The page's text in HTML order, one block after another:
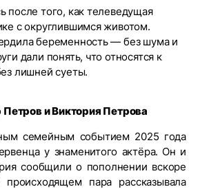
после того, как телеведущая
с округлившимся животом.
беременность — без шума и
дали понять, что относятся к
лишней суеты.
и Виктория Петрова
семейным событием 2025 года
у знаменитого актёра. Он и
сообщили о пополнении вскоре
пара рассказывала